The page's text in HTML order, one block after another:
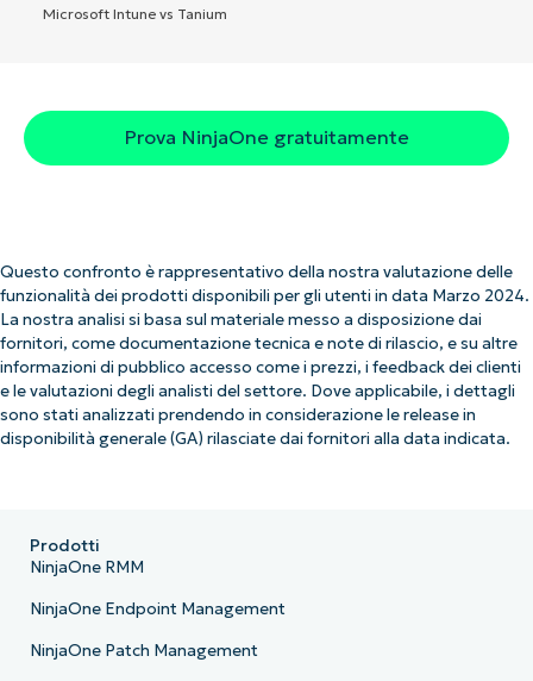
Microsoft Intune vs Tanium
Prova NinjaOne gratuitamente
Questo confronto è rappresentativo della nostra valutazione delle
funzionalità dei prodotti disponibili per gli utenti in data Marzo 2024.
La nostra analisi si basa sul materiale messo a disposizione dai
fornitori, come documentazione tecnica e note di rilascio, e su altre
informazioni di pubblico accesso come i prezzi, i feedback dei clienti
e le valutazioni degli analisti del settore. Dove applicabile, i dettagli
sono stati analizzati prendendo in considerazione le release in
disponibilità generale (GA) rilasciate dai fornitori alla data indicata.
Prodotti
NinjaOne RMM
NinjaOne Endpoint Management
NinjaOne Patch Management